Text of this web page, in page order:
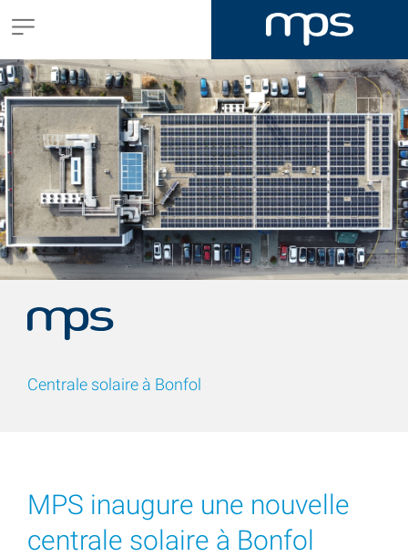
Centrale solaire à Bonfol
MPS inaugure une nouvelle
centrale solaire à Bonfol